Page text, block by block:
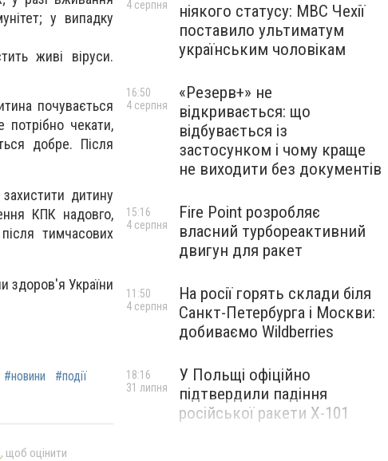
у випадку
живі віруси.
почувається
чекати,
добре. Після
дитину
КПК надовго,
тимчасових
здоров'я України
#новини
#події
, щоб оцінити
ніякого статусу: МВС Чехії
поставило ультиматум
українським чоловікам
4 серпня
«Резерв+» не
відкривається: що
відбувається із
застосунком і чому краще
не виходити без документів
16:50
4 серпня
Fire Point розробляє
власний турбореактивний
двигун для ракет
15:16
4 серпня
На росії горять склади біля
Санкт-Петербурга і Москви:
добиваємо Wildberries
11:50
4 серпня
У Польщі офіційно
підтвердили падіння
російської ракети Х-101
18:16
31 липня